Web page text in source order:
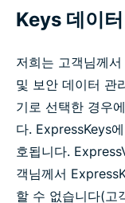
Keys 데이터
저희는 고객님께
및 보안 데이터 관
기로 선택한 경우
다. ExpressKeys
호됩니다.
객님께서
할 수 없습니다(고